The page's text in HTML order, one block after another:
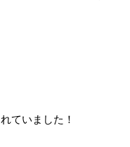
ていました！